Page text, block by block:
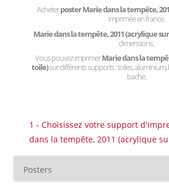
Acheterposter Marie dans la tempête,
imprimée en france.
Marie dans la tempête, 2011 (acrylique
dimensions.
Vous pouvez imprimerMarie dans la
toile)sur différents supports : toiles, aluminium,
bache.
1 - Choisissez votre support
dans la tempête, 2011 (acrylique